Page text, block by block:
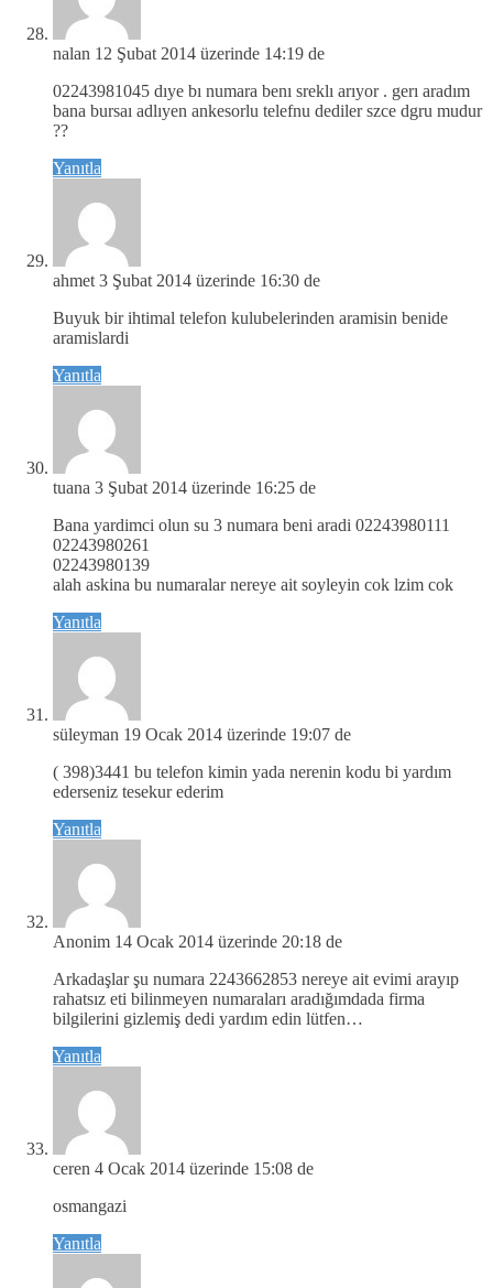
nalan 12 Şubat 2014 üzerinde 14:19 de
02243981045 dıye bı numara benı sreklı arıyor . gerı aradım
bana bursaı adlıyen ankesorlu telefnu dediler szce dgru mudur
??
Yanıtla
ahmet 3 Şubat 2014 üzerinde 16:30 de
Buyuk bir ihtimal telefon kulubelerinden aramisin benide
aramislardi
Yanıtla
tuana 3 Şubat 2014 üzerinde 16:25 de
Bana yardimci olun su 3 numara beni aradi 02243980111
02243980261
02243980139
alah askina bu numaralar nereye ait soyleyin cok lzim cok
Yanıtla
süleyman 19 Ocak 2014 üzerinde 19:07 de
( 398)3441 bu telefon kimin yada nerenin kodu bi yardım
ederseniz tesekur ederim
Yanıtla
Anonim 14 Ocak 2014 üzerinde 20:18 de
Arkadaşlar şu numara 2243662853 nereye ait evimi arayıp
rahatsız eti bilinmeyen numaraları aradığımdada firma
bilgilerini gizlemiş dedi yardım edin lütfen…
Yanıtla
ceren 4 Ocak 2014 üzerinde 15:08 de
osmangazi
Yanıtla